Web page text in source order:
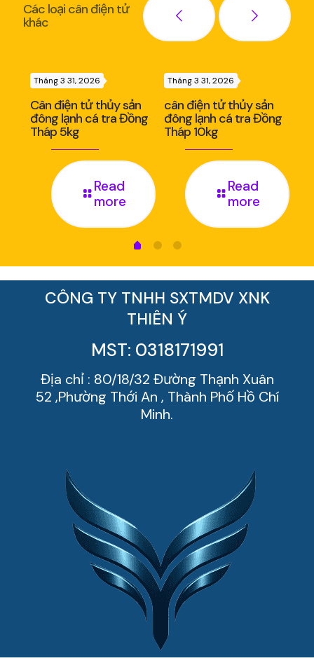
Các loại cân điện tử
khác
Tháng 3 31, 2026
Cân điện tử thủy sản
đông lạnh cá tra Đồng
Tháp 5kg
Read
more
Tháng 3 31, 2026
cân điện tử thủy sản
đông lạnh cá tra Đồng
Tháp 10kg
Read
more
CÔNG TY TNHH SXTMDV XNK
THIÊN Ý
MST: 0318171991
Địa chỉ : 80/18/32 Đường Thạnh Xuân
52 ,Phường Thới An , Thành Phố Hồ Chí
Minh.